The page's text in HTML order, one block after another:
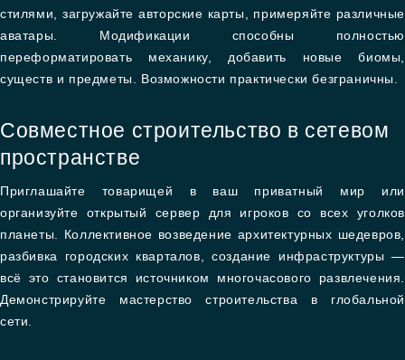
стилями, загружайте авторские карты, примеряйте различные
аватары. Модификации способны полностью
переформатировать механику, добавить новые биомы,
существ и предметы. Возможности практически безграничны.
Совместное строительство в сетевом
пространстве
Приглашайте товарищей в ваш приватный мир или
организуйте открытый сервер для игроков со всех уголков
планеты. Коллективное возведение архитектурных шедевров,
разбивка городских кварталов, создание инфраструктуры —
всё это становится источником многочасового развлечения.
Демонстрируйте мастерство строительства в глобальной
сети.